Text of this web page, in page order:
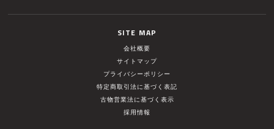
SITE MAP
会社概要
サイトマップ
プライバシーポリシー
特定商取引法に基づく表記
古物営業法に基づく表示
採用情報